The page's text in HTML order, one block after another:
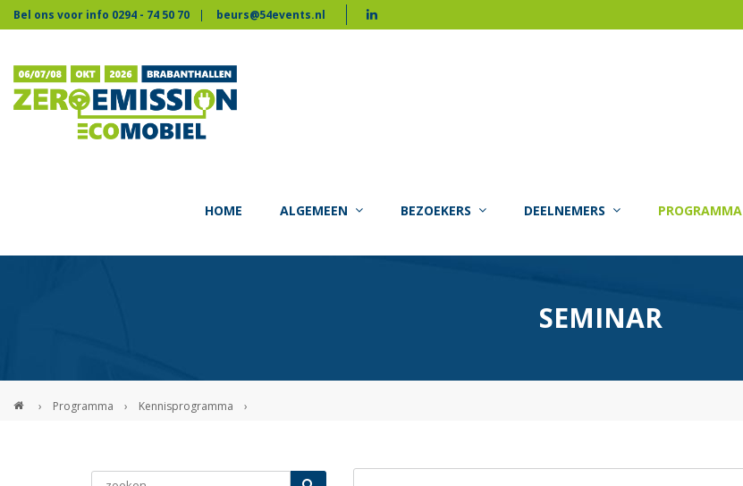
Bel ons voor info 0294 - 74 50 70 beurs@54events.nl
HOME ALGEMEEN BEZOEKERS DEELNEMERS PROGRAMMA
SEMINAR
› Programma › Kennisprogramma ›